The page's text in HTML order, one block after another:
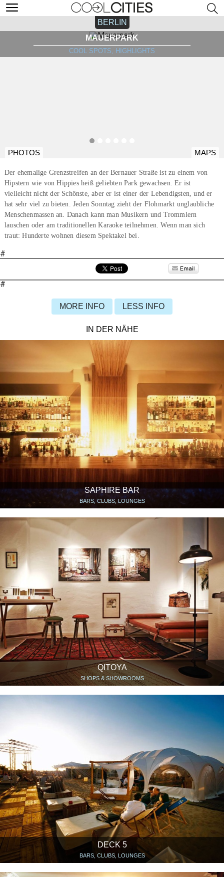
BERLIN
MAUERPARK
COOL SPOTS, HIGHLIGHTS
PHOTOS MAPS
Der ehemalige Grenzstreifen an der Bernauer Straße ist zu einem von
Hipstern wie von Hippies heiß geliebten Park gewachsen. Er ist
vielleicht nicht der Schönste, aber er ist einer der Lebendigsten, und er
hat sehr viel zu bieten. Jeden Sonntag zieht der Flohmarkt unglaubliche
Menschenmassen an. Danach kann man Musikern und Trommlern
lauschen oder am traditionellen Karaoke teilnehmen. Wenn man sich
traut: Hunderte wohnen diesem Spektakel bei.
#
#
MORE INFO LESS INFO
IN DER NÄHE
SAPHIRE BAR
BARS, CLUBS, LOUNGES
QITOYA
SHOPS & SHOWROOMS
DECK 5
BARS, CLUBS, LOUNGES